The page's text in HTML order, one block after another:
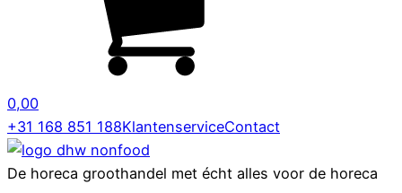
0,00
+31 168 851 188KlantenserviceContact
De horeca groothandel met écht alles voor de horeca